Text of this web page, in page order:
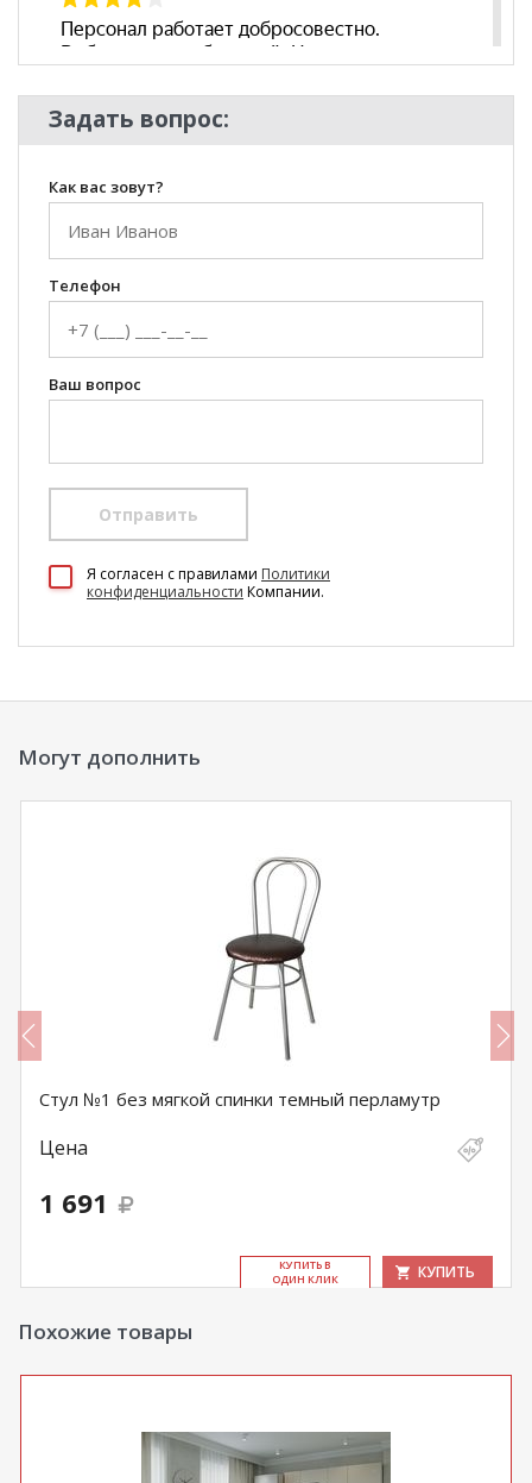
Задать вопрос:
Как вас зовут?
Телефон
Ваш вопрос
Отправить
Я согласен c правилами Политики
конфиденциальности Компании.
Могут дополнить
Стул №1 без мягкой спинки темный перламутр
Цена
1 691
КУ­ПИТЬ В
ОДИН КЛИК
КУПИТЬ
Похожие товары